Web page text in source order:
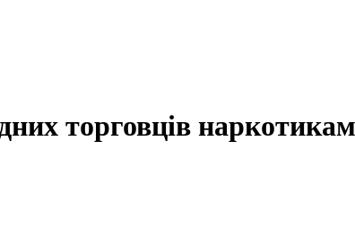
торговців